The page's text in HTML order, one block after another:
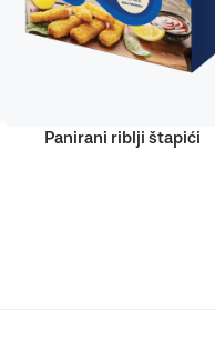
Panirani riblji štapići